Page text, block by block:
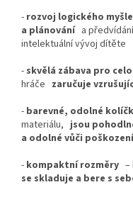
- rozvoj logického
a plánování a
intelektuální vývoj dítěte
- skvělá zábava pro
hráče zaručuje
- barevné, odolné
materiálu, jsou
a odolné vůči poškození
- kompaktní rozměry –
se skladuje a bere s